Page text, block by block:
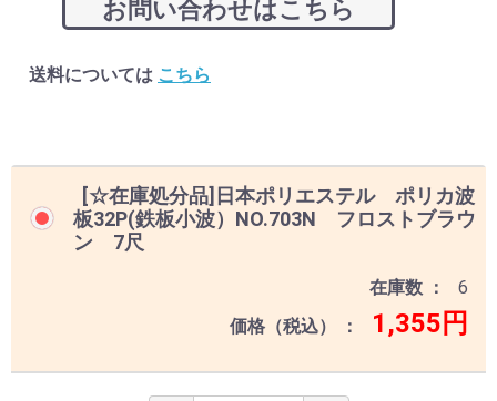
お問い合わせはこちら
送料については こちら
[☆在庫処分品]日本ポリエステル ポリカ波
板32P(鉄板小波）NO.703N フロストブラウ
ン 7尺
在庫数
6
価格（税込）
1,355円